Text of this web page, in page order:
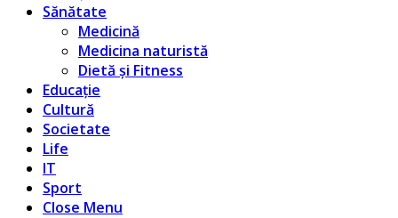
Sănătate
Medicină
Medicina naturistă
Dietă și Fitness
Educație
Cultură
Societate
Life
IT
Sport
Close Menu